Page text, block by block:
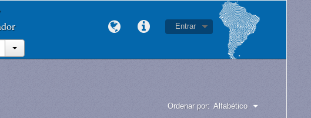
Entrar
Ordenar por: Alfabético